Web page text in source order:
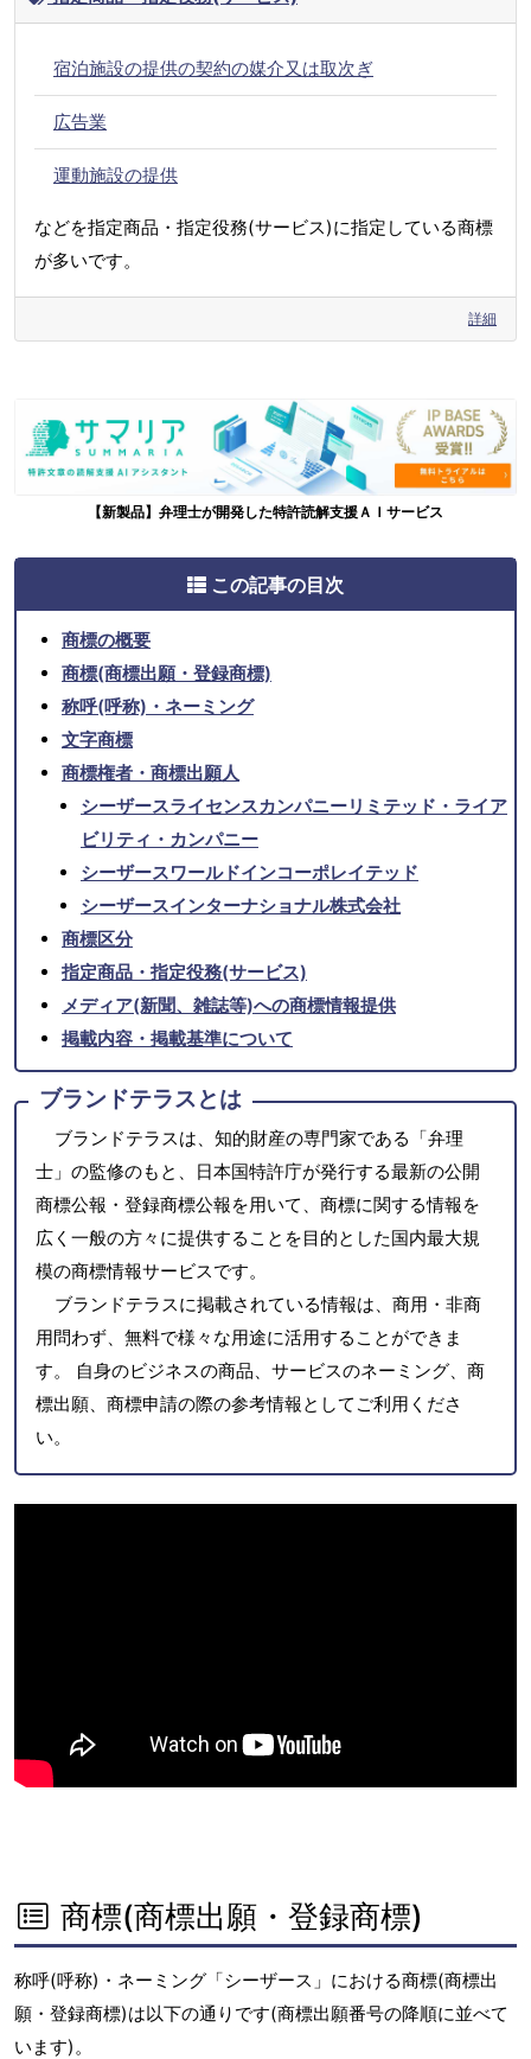
宿泊施設の提供の契約の媒介又は取次ぎ
広告業
運動施設の提供
などを指定商品・指定役務(サービス)に指定している商標
が多いです。
詳細
【新製品】弁理士が開発した特許読解支援ＡＩサービス
この記事の目次
商標の概要
商標(商標出願・登録商標)
称呼(呼称)・ネーミング
文字商標
商標権者・商標出願人
シーザースライセンスカンパニーリミテッド・ライア
ビリティ・カンパニー
シーザースワールドインコーポレイテッド
シーザースインターナショナル株式会社
商標区分
指定商品・指定役務(サービス)
メディア(新聞、雑誌等)への商標情報提供
掲載内容・掲載基準について
ブランドテラスとは
ブランドテラスは、知的財産の専門家である「弁理
士」の監修のもと、日本国特許庁が発行する最新の公開
商標公報・登録商標公報を用いて、商標に関する情報を
広く一般の方々に提供することを目的とした国内最大規
模の商標情報サービスです。
ブランドテラスに掲載されている情報は、商用・非商
用問わず、無料で様々な用途に活用することができま
す。 自身のビジネスの商品、サービスのネーミング、商
標出願、商標申請の際の参考情報としてご利用くださ
い。
商標(商標出願・登録商標)
称呼(呼称)・ネーミング「シーザース」における商標(商標出
願・登録商標)は以下の通りです(商標出願番号の降順に並べて
います)。